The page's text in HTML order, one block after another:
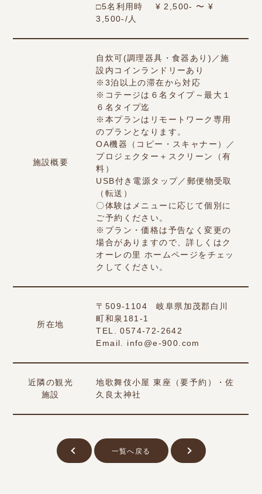
□5名利用時 ¥ 2,500- 〜 ¥
3,500-/人
施設概要
自炊可(調理器具・食器あり)／施
設内コインランドリーあり
※3泊以上の滞在から対応
※コテージは６名タイプ～最大１
６名タイプ迄
※本プランはリモートワーク専用
のプランとなります。
OA機器（コピー・スキャナー）／
プロジェクター＋スクリーン（有
料）
USB付き電源タップ／郵便物受取
（転送）
〇体験はメニューに応じて個別に
ご予約ください。
※プラン・価格は予告なく変更の
場合がありますので、詳しくはク
オーレの里 ホームページをチェッ
クしてください。
所在地
〒509-1104 岐阜県加茂郡白川
町和泉181-1
TEL. 0574-72-2642
Email. info@e-900.com
近隣の観光
施設
地歌舞伎小屋 東座（要予約）・佐
久良太神社
一覧へ戻る